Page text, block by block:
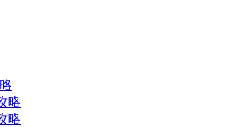
略
略